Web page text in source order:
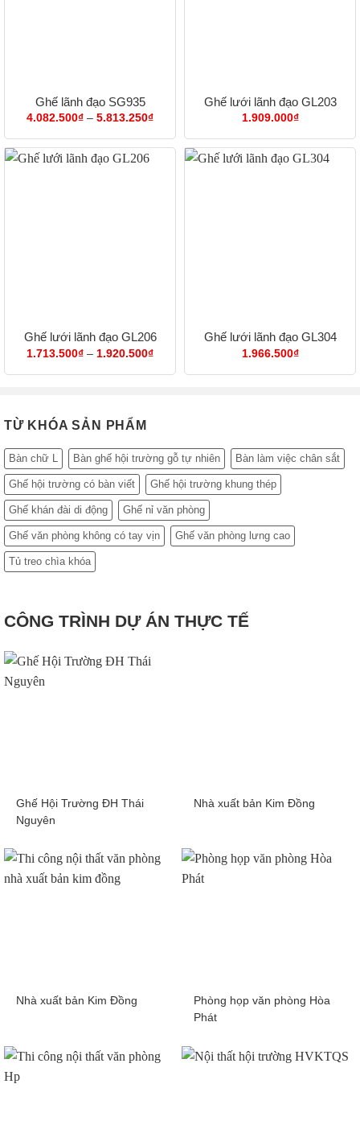
Ghế lãnh đạo SG935
4.082.500₫ – 5.813.250₫Khoảng
từ
4.082.500₫
Ghế lưới lãnh đạo GL203
1.909.000₫
Ghế lưới lãnh đạo GL206
1.713.500₫ – 1.920.500₫Khoảng
từ
Ghế lưới lãnh đạo GL304
1.966.500₫
TỪ KHÓA SẢN PHẨM
Bàn chữ L Bàn ghế hội trường gỗ tự nhiên Bàn làm việc chân sắt
Ghế hội trường có bàn viết Ghế hội trường khung thép
Ghế khán đài di động Ghế nỉ văn phòng
Ghế văn phòng không có tay vịn Ghế văn phòng lưng cao
Tủ treo chìa khóa
CÔNG TRÌNH DỰ ÁN THỰC TẾ
Ghế Hội Trường ĐH Thái
Nguyên
Nhà xuất bản Kim Đồng
Nhà xuất bản Kim Đồng
Phòng họp văn phòng Hòa
Phát